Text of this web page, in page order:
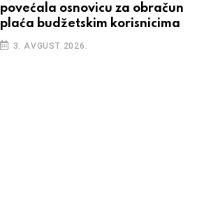
povećala osnovicu za obračun
plaća budžetskim korisnicima
3. AVGUST 2026.